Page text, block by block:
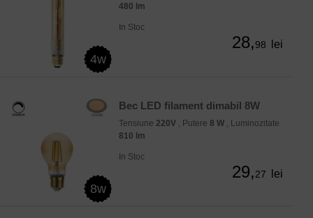
4w
480 lm
In Stoc
28,98 lei
8w
Bec LED filament dimabil 8W
Tensiune 220V , Putere 8 W , Luminozitate
810 lm
In Stoc
29,27 lei